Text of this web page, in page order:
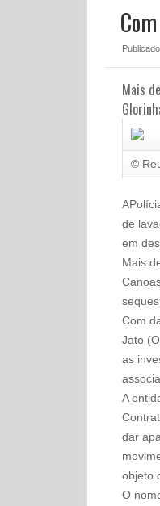
Publicado
Mais
©
de
em
Mais
Com
Jato
as
A
dar
objeto
O